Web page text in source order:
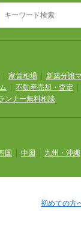
家賃相場
新築分譲
不動産売却・査定
ンナー無料相談
国 中国 九州・沖縄
初めての方